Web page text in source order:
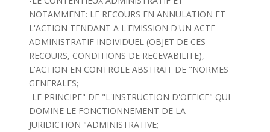
NOTAMMENT: LE RECOURS EN ANNULATION ET
L'ACTION TENDANT A L'EMISSION D'UN ACTE
ADMINISTRATIF INDIVIDUEL (OBJET DE CES
RECOURS, CONDITIONS DE RECEVABILITE),
L'ACTION EN CONTROLE ABSTRAIT DE "NORMES
GENERALES;
-LE PRINCIPE" DE "L'INSTRUCTION D'OFFICE" QUI
DOMINE LE FONCTIONNEMENT DE LA
JURIDICTION "ADMINISTRATIVE;